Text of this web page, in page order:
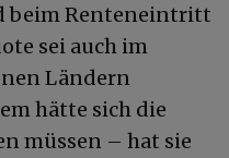
beim Renteneintritt
sei auch im
Ländern
hätte sich die
müssen – hat sie